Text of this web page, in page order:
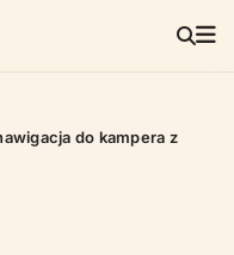
do kampera z